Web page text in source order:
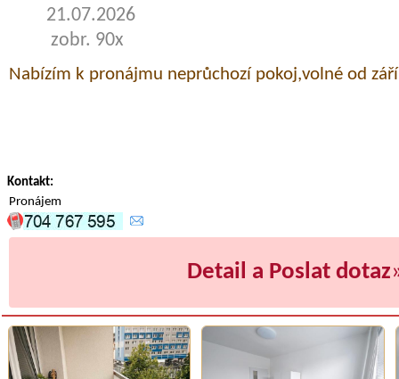
21.07.2026
zobr. 90x
Nabízím k pronájmu neprůchozí pokoj,volné od
Kontakt:
Pronájem
Detail a Poslat dotaz